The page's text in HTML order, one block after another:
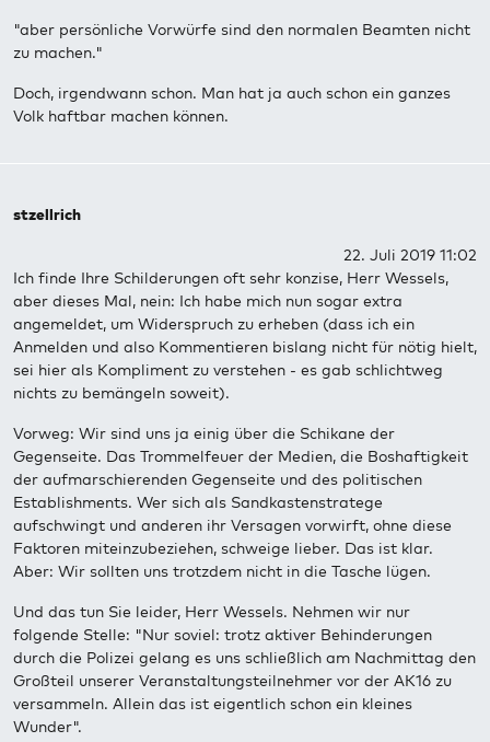
"aber persönliche Vorwürfe sind den normalen Beamten nicht
zu machen."
Doch, irgendwann schon. Man hat ja auch schon ein ganzes
Volk haftbar machen können.
stzellrich
22. Juli 2019 11:02
Ich finde Ihre Schilderungen oft sehr konzise, Herr Wessels,
aber dieses Mal, nein: Ich habe mich nun sogar extra
angemeldet, um Widerspruch zu erheben (dass ich ein
Anmelden und also Kommentieren bislang nicht für nötig hielt,
sei hier als Kompliment zu verstehen - es gab schlichtweg
nichts zu bemängeln soweit).
Vorweg: Wir sind uns ja einig über die Schikane der
Gegenseite. Das Trommelfeuer der Medien, die Boshaftigkeit
der aufmarschierenden Gegenseite und des politischen
Establishments. Wer sich als Sandkastenstratege
aufschwingt und anderen ihr Versagen vorwirft, ohne diese
Faktoren miteinzubeziehen, schweige lieber. Das ist klar.
Aber: Wir sollten uns trotzdem nicht in die Tasche lügen.
Und das tun Sie leider, Herr Wessels. Nehmen wir nur
folgende Stelle: "Nur soviel: trotz aktiver Behinderungen
durch die Polizei gelang es uns schließlich am Nachmittag den
Großteil unserer Veranstaltungsteilnehmer vor der AK16 zu
versammeln. Allein das ist eigentlich schon ein kleines
Wunder".